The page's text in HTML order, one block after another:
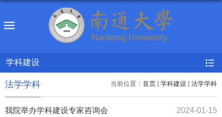
学科建设
当前位置： 首页 学科建设 法学学科
法学学科
我院举办学科建设专家咨询会
2024-01-15